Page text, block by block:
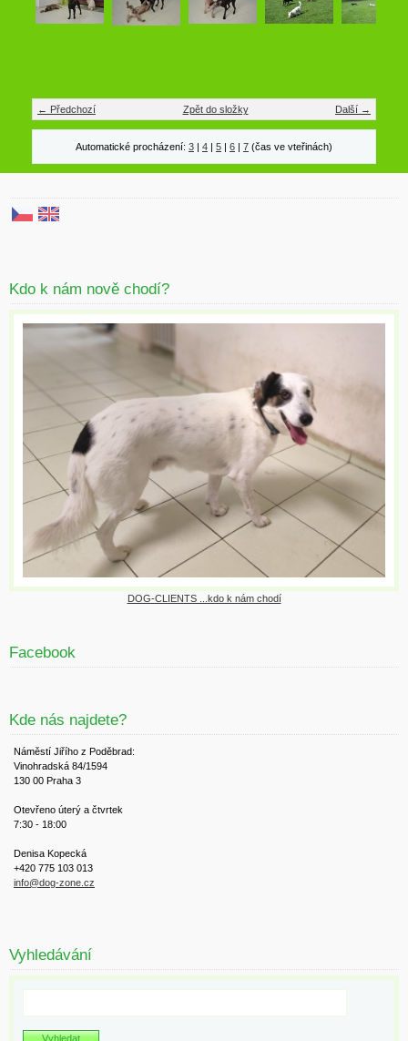
← Předchozí Další →
Zpět do složky
Automatické procházení: 3 | 4 | 5 | 6 | 7 (čas ve vteřinách)
Kdo k nám nově chodí?
DOG-CLIENTS ...kdo k nám chodí
Facebook
Kde nás najdete?
Náměstí Jiřího z Poděbrad:
Vinohradská 84/1594
130 00 Praha 3
Otevřeno úterý a čtvrtek
7:30 - 18:00
Denisa Kopecká
+420 775 103 013
info@dog-zone.cz
Vyhledávání